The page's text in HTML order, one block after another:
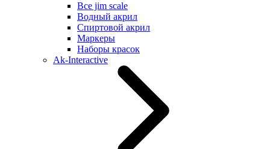
Все jim scale
Водный акрил
Спиртовой акрил
Маркеры
Наборы красок
Ak-Interactive